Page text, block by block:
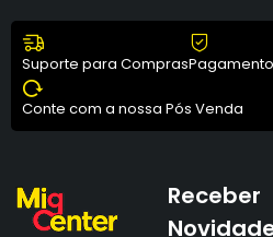
Suporte para Compras
Conte com a nossa Pós Venda
Receber